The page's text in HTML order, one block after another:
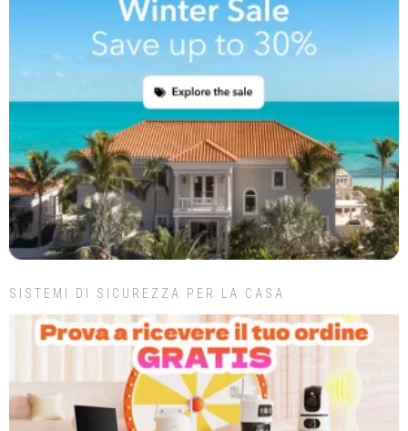
SISTEMI DI SICUREZZA PER LA CASA